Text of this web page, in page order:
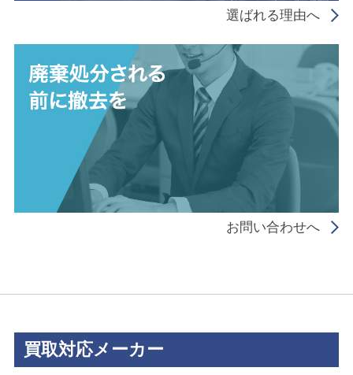
選ばれる理由へ
お問い合わせへ
買取対応メーカー